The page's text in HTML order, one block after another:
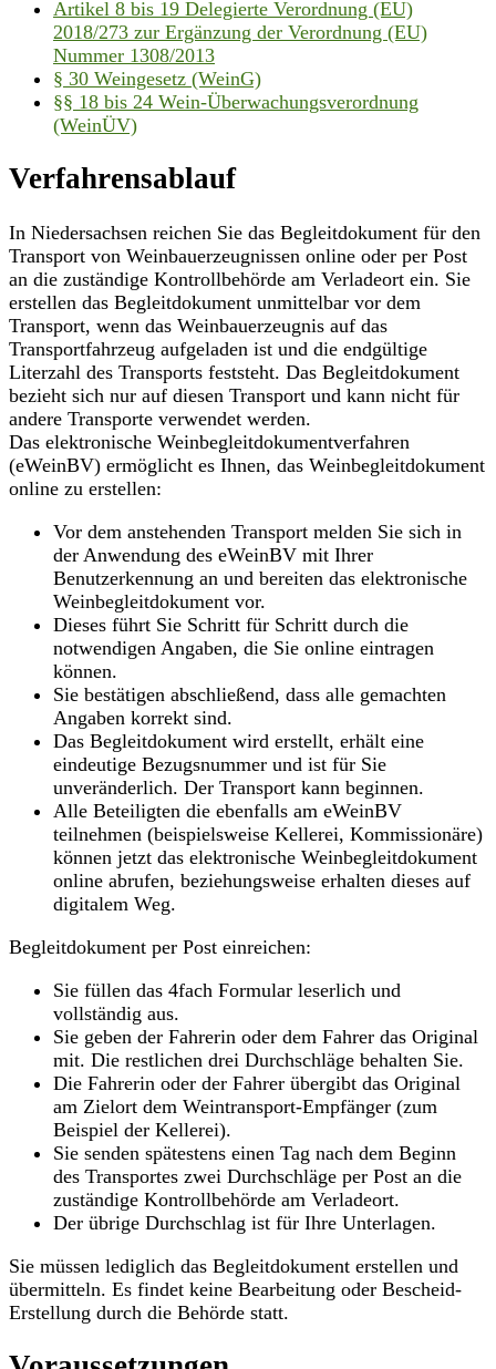
Artikel 8 bis 19 Delegierte Verordnung (EU)
2018/273 zur Ergänzung der Verordnung (EU)
Nummer 1308/2013
§ 30 Weingesetz (WeinG)
§§ 18 bis 24 Wein-Überwachungsverordnung
(WeinÜV)
Verfahrensablauf
In Niedersachsen reichen Sie das Begleitdokument für den
Transport von Weinbauerzeugnissen online oder per Post
an die zuständige Kontrollbehörde am Verladeort ein. Sie
erstellen das Begleitdokument unmittelbar vor dem
Transport, wenn das Weinbauerzeugnis auf das
Transportfahrzeug aufgeladen ist und die endgültige
Literzahl des Transports feststeht. Das Begleitdokument
bezieht sich nur auf diesen Transport und kann nicht für
andere Transporte verwendet werden.
Das elektronische Weinbegleitdokumentverfahren
(eWeinBV) ermöglicht es Ihnen, das Weinbegleitdokument
online zu erstellen:
Vor dem anstehenden Transport melden Sie sich in
der Anwendung des eWeinBV mit Ihrer
Benutzerkennung an und bereiten das elektronische
Weinbegleitdokument vor.
Dieses führt Sie Schritt für Schritt durch die
notwendigen Angaben, die Sie online eintragen
können.
Sie bestätigen abschließend, dass alle gemachten
Angaben korrekt sind.
Das Begleitdokument wird erstellt, erhält eine
eindeutige Bezugsnummer und ist für Sie
unveränderlich. Der Transport kann beginnen.
Alle Beteiligten die ebenfalls am eWeinBV
teilnehmen (beispielsweise Kellerei, Kommissionäre)
können jetzt das elektronische Weinbegleitdokument
online abrufen, beziehungsweise erhalten dieses auf
digitalem Weg.
Begleitdokument per Post einreichen:
Sie füllen das 4fach Formular leserlich und
vollständig aus.
Sie geben der Fahrerin oder dem Fahrer das Original
mit. Die restlichen drei Durchschläge behalten Sie.
Die Fahrerin oder der Fahrer übergibt das Original
am Zielort dem Weintransport-Empfänger (zum
Beispiel der Kellerei).
Sie senden spätestens einen Tag nach dem Beginn
des Transportes zwei Durchschläge per Post an die
zuständige Kontrollbehörde am Verladeort.
Der übrige Durchschlag ist für Ihre Unterlagen.
Sie müssen lediglich das Begleitdokument erstellen und
übermitteln. Es findet keine Bearbeitung oder Bescheid-
Erstellung durch die Behörde statt.